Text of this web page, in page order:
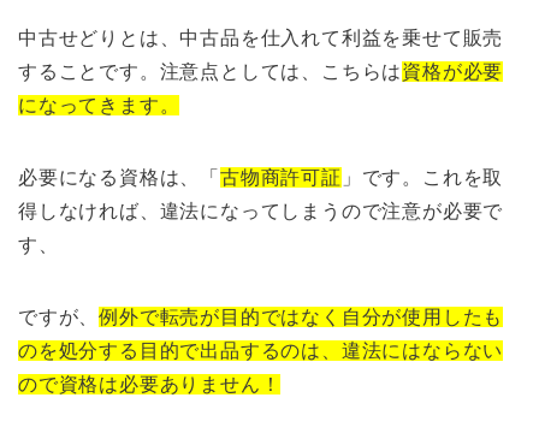
中古せどりとは、中古品を仕入れて利益を乗せて販売
することです。注意点としては、こちらは資格が必要
になってきます。
必要になる資格は、「 古物商許可証 」です。これを取
得しなければ、違法になってしまうので注意が必要で
す、
ですが、例外で転売が目的ではなく自分が使用したも
のを処分する目的で出品するのは、違法にはならない
ので資格は必要ありません！